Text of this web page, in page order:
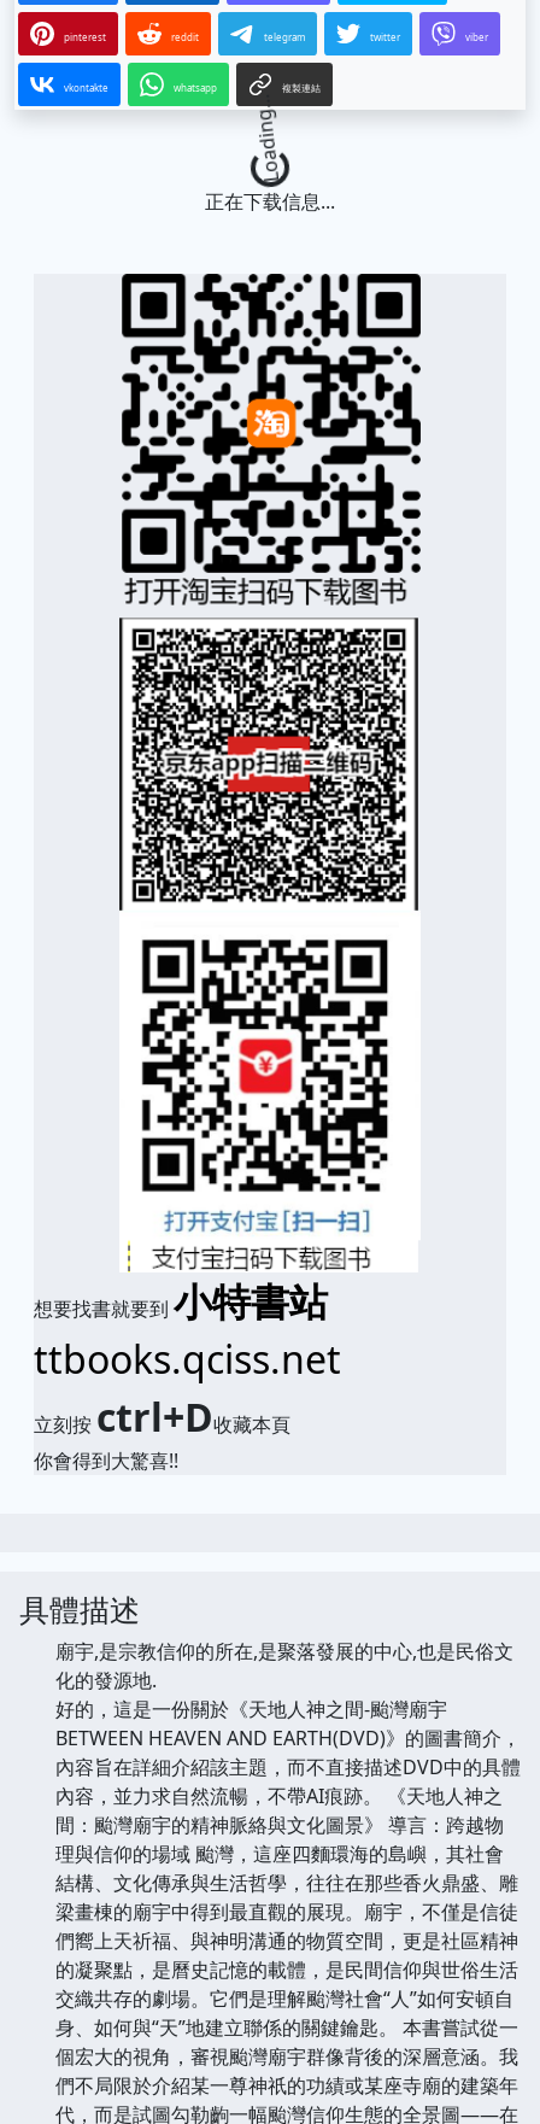
pinterest reddit telegram twitter viber
vkontakte whatsapp 複製連結
Loading...
正在下载信息...
想要找書就要到 小特書站
ttbooks.qciss.net
立刻按 ctrl+D收藏本頁
你會得到大驚喜!!
具體描述
廟宇,是宗教信仰的所在,是聚落發展的中心,也是民俗文
化的發源地.
好的，這是一份關於《天地人神之間-颱灣廟宇
BETWEEN HEAVEN AND EARTH(DVD)》的圖書簡介，
內容旨在詳細介紹該主題，而不直接描述DVD中的具體
內容，並力求自然流暢，不帶AI痕跡。 《天地人神之
間：颱灣廟宇的精神脈絡與文化圖景》 導言：跨越物
理與信仰的場域 颱灣，這座四麵環海的島嶼，其社會
結構、文化傳承與生活哲學，往往在那些香火鼎盛、雕
梁畫棟的廟宇中得到最直觀的展現。廟宇，不僅是信徒
們嚮上天祈福、與神明溝通的物質空間，更是社區精神
的凝聚點，是曆史記憶的載體，是民間信仰與世俗生活
交織共存的劇場。它們是理解颱灣社會“人”如何安頓自
身、如何與“天”地建立聯係的關鍵鑰匙。 本書嘗試從一
個宏大的視角，審視颱灣廟宇群像背後的深層意涵。我
們不局限於介紹某一尊神祇的功績或某座寺廟的建築年
代，而是試圖勾勒齣一幅颱灣信仰生態的全景圖——在